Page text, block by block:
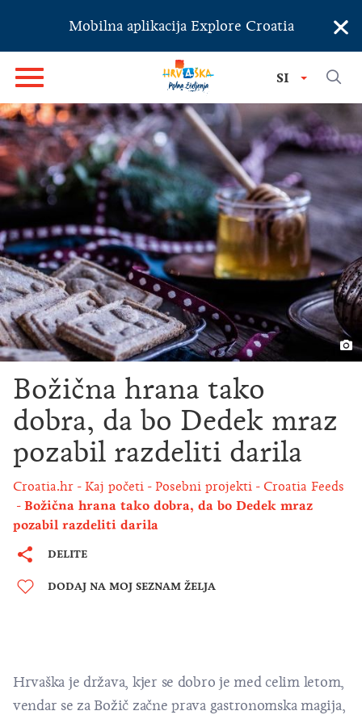
Mobilna aplikacija Explore Croatia ×
SI
Božična hrana tako
dobra, da bo Dedek mraz
pozabil razdeliti darila
Croatia.hr Kaj početi Posebni projekti Croatia Feeds
Božična hrana tako dobra, da bo Dedek mraz
pozabil razdeliti darila
DELITE
DODAJ NA MOJ SEZNAM ŽELJA
Hrvaška je država, kjer se dobro je med celim letom,
vendar se za Božič začne prava gastronomska magija,